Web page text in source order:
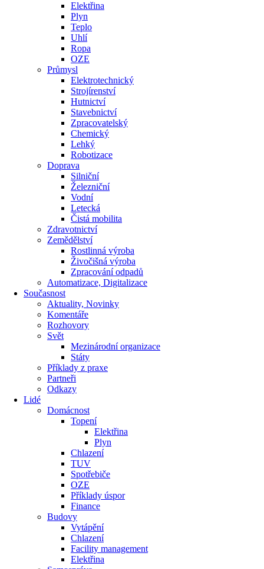
Elektřina
Plyn
Teplo
Uhlí
Ropa
OZE
Průmysl
Elektrotechnický
Strojírenství
Hutnictví
Stavebnictví
Zpracovatelský
Chemický
Lehký
Robotizace
Doprava
Silniční
Železniční
Vodní
Letecká
Čistá mobilita
Zdravotnictví
Zemědělství
Rostlinná výroba
Živočišná výroba
Zpracování odpadů
Automatizace, Digitalizace
Současnost
Aktuality, Novinky
Komentáře
Rozhovory
Svět
Mezinárodní organizace
Státy
Příklady z praxe
Partneři
Odkazy
Lidé
Domácnost
Topení
Elektřina
Plyn
Chlazení
TUV
Spotřebiče
OZE
Příklady úspor
Finance
Budovy
Vytápění
Chlazení
Facility management
Elektřina